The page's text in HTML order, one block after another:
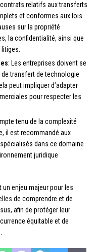
contrats relatifs aux transferts
et conformes aux lois
sur la propriété
la confidentialité, ainsi que
: Les entreprises doivent se
transfert de technologie
peut impliquer d’adapter
pour respecter les
tenu de la complexité
il est recommandé aux
dans ce domaine
juridique
enjeu majeur pour les
de comprendre et de
afin de protéger leur
équitable et de